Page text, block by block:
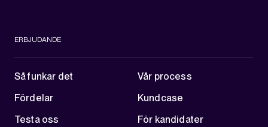
ERBJUDANDE
Så funkar det
Vår process
Fördelar
Kundcase
Testa oss
För kandidater